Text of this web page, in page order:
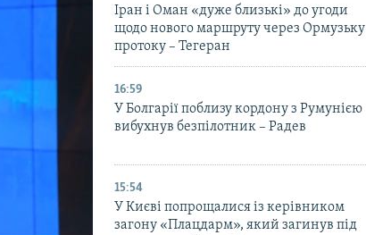
Іран і Оман «дуже близькі» до угоди
щодо нового маршруту через Ормузьку
протоку – Тегеран
16:59
У Болгарії поблизу кордону з Румунією
вибухнув безпілотник – Радев
15:54
У Києві попрощалися із керівником
загону «Плацдарм», який загинув під